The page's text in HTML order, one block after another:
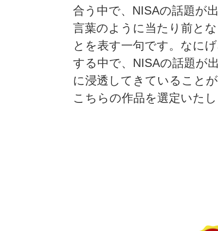
合う中で、NISAの話題が
言葉のように当たり前と
とを表す一句です。なに
する中で、NISAの話題が
に浸透してきていること
こちらの作品を選定いた